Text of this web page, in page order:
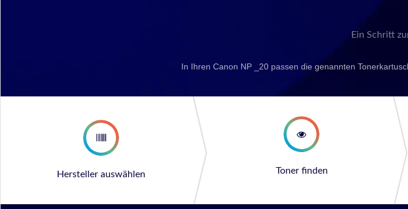
Ein Schritt
In Ihren Canon NP _20 passen die genannten
Hersteller auswählen
second step
Toner finden